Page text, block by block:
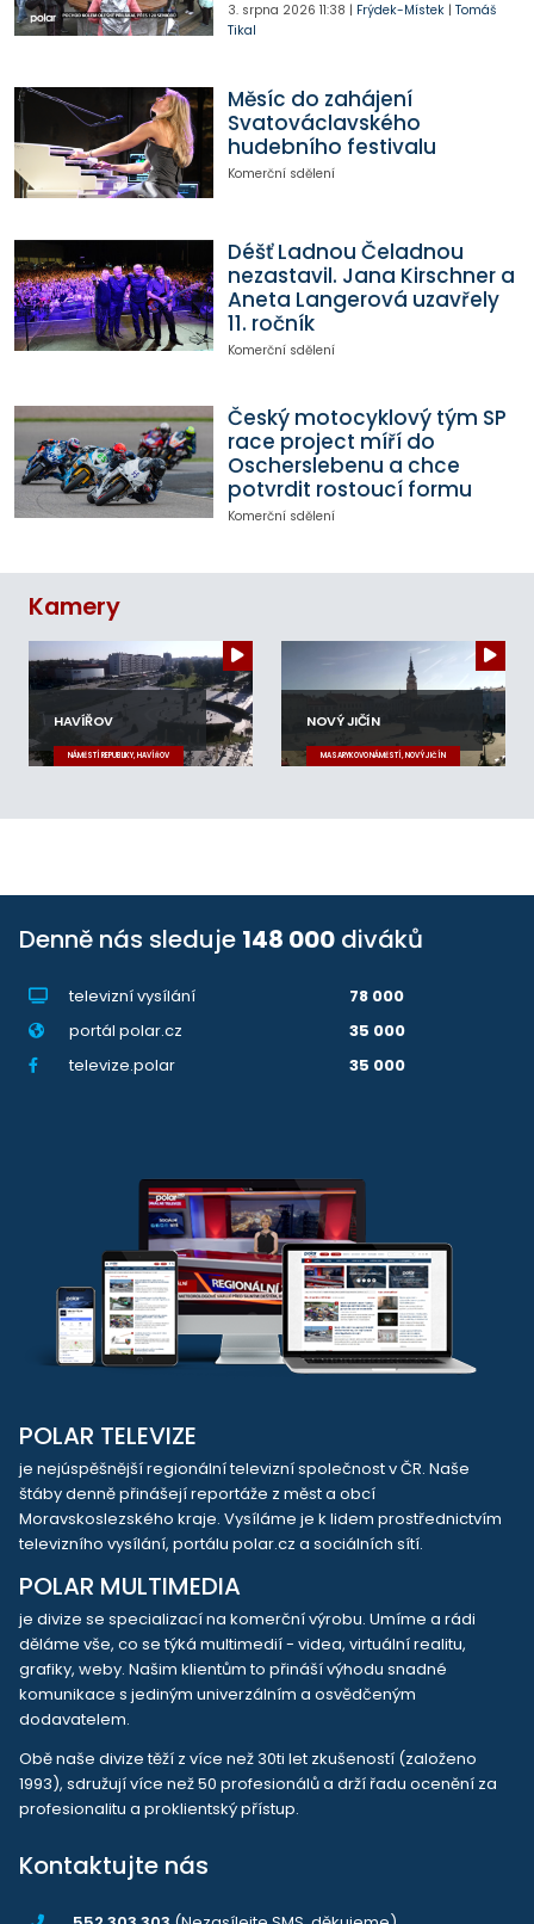
3. srpna 2026 11:38 | Frýdek-Místek| Tomáš
Tikal
Měsíc do zahájení
Svatováclavského
hudebního festivalu
Komerční sdělení
Déšť Ladnou Čeladnou
nezastavil. Jana Kirschner a
Aneta Langerová uzavřely
11. ročník
Komerční sdělení
Český motocyklový tým SP
race project míří do
Oscherslebenu a chce
potvrdit rostoucí formu
Komerční sdělení
Kamery
HAVÍŘOV
NÁMĚSTÍ REPUBLIKY, HAVÍŘOV
NOVÝ JIČÍN
MASARYKOVO NÁMĚSTÍ, NOVÝ JIČÍN
Denně nás sleduje 148 000 diváků
televizní vysílání
78 000
portál polar.cz
35 000
televize.polar
35 000
POLAR TELEVIZE
je nejúspěšnější regionální televizní společnost v ČR. Naše
štáby denně přinášejí reportáže z měst a obcí
Moravskoslezského kraje. Vysíláme je k lidem prostřednictvím
televizního vysílání, portálu polar.cz a sociálních sítí.
POLAR MULTIMEDIA
je divize se specializací na komerční výrobu. Umíme a rádi
děláme vše, co se týká multimedií - videa, virtuální realitu,
grafiky, weby. Našim klientům to přináší výhodu snadné
komunikace s jediným univerzálním a osvědčeným
dodavatelem.
Obě naše divize těží z více než 30ti let zkušeností (založeno
1993), sdružují více než 50 profesionálů a drží řadu ocenění za
profesionalitu a proklientský přístup.
Kontaktujte nás